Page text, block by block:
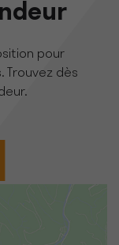
pour
Trouvez dès